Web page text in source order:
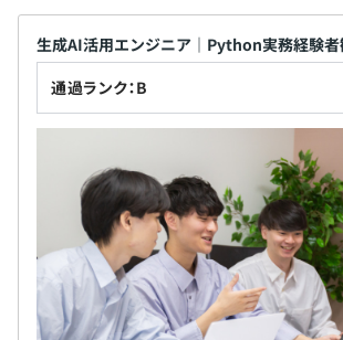
生成AI活用エンジニア｜Python実務経験
通過ランク：B